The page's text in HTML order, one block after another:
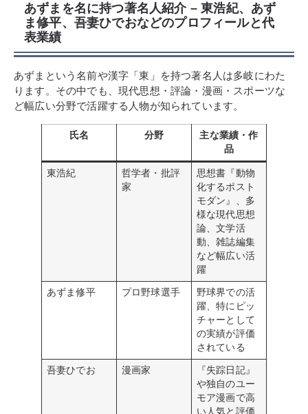
あずまを名に持つ著名人紹介 – 東浩紀、あず
ま修平、吾妻ひでおなどのプロフィールと代
表業績
あずまという名前や漢字「東」を持つ著名人は多岐にわた
ります。その中でも、現代思想・評論・漫画・スポーツな
ど幅広い分野で活躍する人物が知られています。
氏名 分野
主な業績・作
品
東浩紀
哲学者・批評
家
思想書『動物
化するポスト
モダン』、多
様な現代思想
論、文学活
動、雑誌編集
など幅広い活
躍
あずま修平 プロ野球選手
野球界での活
躍、特にピッ
チャーとして
の実績が評価
されている
吾妻ひでお 漫画家
『失踪日記』
や独自のユー
モア漫画で高
い人気と評価